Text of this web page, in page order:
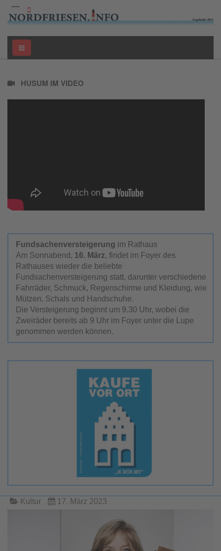
HUSUM IM VIDEO
Fundsachenversteigerung im Rathaus
Am Sonnabend, 16. März, findet im Foyer des
Rathauses wieder die beliebte
Fundsachenversteigerung statt, darunter verschiedene
Fahrräder, Schmuck, Regenschirme und Kleidung, wie
Mützen, Schals und Handschuhe.
Die Versteigerung beginnt um 9.30 Uhr, wobei die
Zweiräder bereits ab 9 Uhr im Foyer unter die Lupe
genommen werden können.
Kultur 17. März 2023